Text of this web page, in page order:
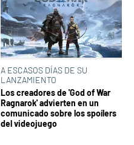
A ESCASOS DÍAS DE SU
LANZAMIENTO
Los creadores de 'God of War
Ragnarok' advierten en un
comunicado sobre los spoílers
del videojuego